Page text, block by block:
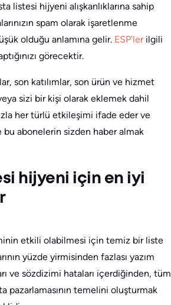
listesi hijyeni alışkanlıklarına sahip
spam olarak işaretlenme
olduğu anlamına gelir. ESP’ler ilgili
görecektir.
son katılımlar, son ürün ve hizmet
sizi bir kişi olarak eklemek dahil
her türlü etkileşimi ifade eder ve
bu abonelerin sizden haber almak
hijyeni için en iyi
etkili olabilmesi için temiz bir liste
yüzde yirmisinden fazlası yazım
ve sözdizimi hataları içerdiğinden, tüm
pazarlamasının temelini oluşturmak